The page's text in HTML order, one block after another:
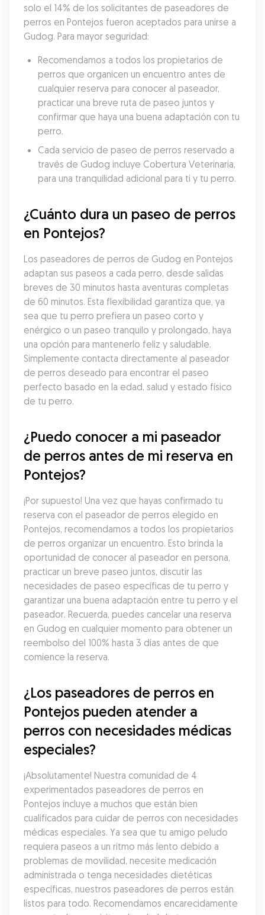
solo el 14% de los solicitantes de paseadores de
perros en Pontejos fueron aceptados para unirse a
Gudog. Para mayor seguridad:
Recomendamos a todos los propietarios de
perros que organicen un encuentro antes de
cualquier reserva para conocer al paseador,
practicar una breve ruta de paseo juntos y
confirmar que haya una buena adaptación con tu
perro.
Cada servicio de paseo de perros reservado a
través de Gudog incluye Cobertura Veterinaria,
para una tranquilidad adicional para ti y tu perro.
¿Cuánto dura un paseo de perros
en Pontejos?
Los paseadores de perros de Gudog en Pontejos
adaptan sus paseos a cada perro, desde salidas
breves de 30 minutos hasta aventuras completas
de 60 minutos. Esta flexibilidad garantiza que, ya
sea que tu perro prefiera un paseo corto y
enérgico o un paseo tranquilo y prolongado, haya
una opción para mantenerlo feliz y saludable.
Simplemente contacta directamente al paseador
de perros deseado para encontrar el paseo
perfecto basado en la edad, salud y estado físico
de tu perro.
¿Puedo conocer a mi paseador
de perros antes de mi reserva en
Pontejos?
¡Por supuesto! Una vez que hayas confirmado tu
reserva con el paseador de perros elegido en
Pontejos, recomendamos a todos los propietarios
de perros organizar un encuentro. Esto brinda la
oportunidad de conocer al paseador en persona,
practicar un breve paseo juntos, discutir las
necesidades de paseo específicas de tu perro y
garantizar una buena adaptación entre tu perro y el
paseador. Recuerda, puedes cancelar una reserva
en Gudog en cualquier momento para obtener un
reembolso del 100% hasta 3 días antes de que
comience la reserva.
¿Los paseadores de perros en
Pontejos pueden atender a
perros con necesidades médicas
especiales?
¡Absolutamente! Nuestra comunidad de 4
experimentados paseadores de perros en
Pontejos incluye a muchos que están bien
cualificados para cuidar de perros con necesidades
médicas especiales. Ya sea que tu amigo peludo
requiera paseos a un ritmo más lento debido a
problemas de movilidad, necesite medicación
administrada o tenga necesidades dietéticas
específicas, nuestros paseadores de perros están
listos para todo. Recomendamos encarecidamente